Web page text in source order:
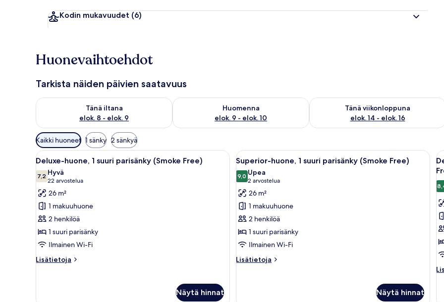
Kodin mukavuudet (6)
Huonevaihtoehdot
Tarkista näiden päivien saatavuus
Tänä iltana
elok. 8 - elok. 9
Tarkista tämän illan saatavuus elok. 8 - elok. 9
Huomenna
elok. 9 - elok. 10
Tarkista huomisen saatavuus elok. 9 - elok. 10
Tänä viikonloppuna
elok. 14 - elok. 16
Tarkista tämän viikonlopun saatavuus
Huoneille
saatavilla
olevia
suodattimia
Kaikki huoneet 1 sänky 2 sänkyä
Avaa
kaikki
huonetyypin
Deluxe-
huone,
suuri
parisänky
(Smoke
Free)
Hotellihuone, jossa on suuri sänky, kaksi yöpöytävalaisinta, yöpöytä, ikkuna verhoilla ja seinään kiinnitetty
5
Deluxe-huone, 1 suuri parisänky (Smoke Free)
7,27,2 kautta 10
Hyvä
22 arvostelua
(22
arvostelua)
26 m²
1 makuuhuone
2 henkilöä
1 suuri parisänky
Ilmainen Wi-Fi
Lisätietoja
Lisätietoja
Näytä hinnat
Avaa
kaikki
huonetyypin
Superior-
huone,
suuri
parisänky
(Smoke
Free)
Hotellihuone, jossa on sänky,
9
Superior-huone, 1 suuri parisänky (Smoke Free)
9,09,0 kautta 10
Upea
2 arvostelua
(2
arvostelua)
26 m²
1 makuuhuone
2 henkilöä
1 suuri parisänky
Ilmainen Wi-Fi
Lisätietoja
Lisätietoja
Näytä hinnat
2